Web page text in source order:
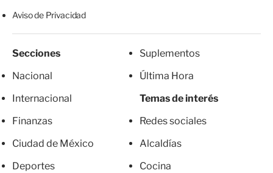
Aviso de Privacidad
Secciones
Nacional
Internacional
Finanzas
Ciudad de México
Deportes
Suplementos
Última Hora
Temas de interés
Redes sociales
Alcaldías
Cocina